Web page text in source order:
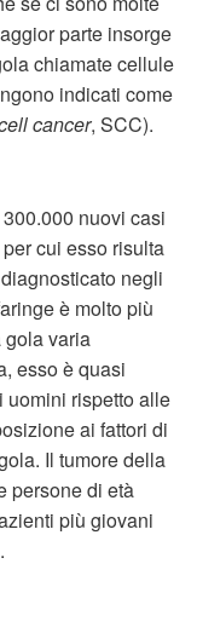
parte insorge
chiamate cellule
indicati come
cancer, SCC).
nuovi casi
cui esso risulta
negli
è molto più
gola varia
esso è quasi
uomini rispetto alle
ai fattori di
Il tumore della
persone di età
più giovani